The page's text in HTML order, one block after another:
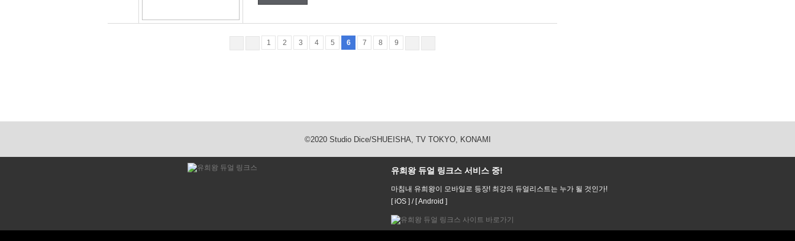
1 2 3 4 5 6 7 8 9
©2020 Studio Dice/SHUEISHA, TV TOKYO, KONAMI
유희왕 듀얼 링크스 서비스 중!
마침내 유희왕이 모바일로 등장! 최강의 듀얼리스트는 누가 될 것인가!
[ iOS ] / [ Android ]